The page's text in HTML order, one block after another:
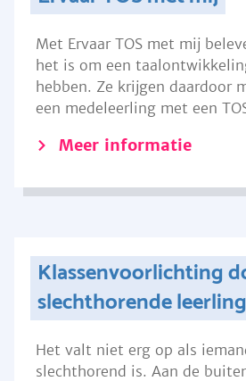
Met Ervaar TOS met mij
het is om een
hebben. Ze krijgen daardoor
een medeleerling met een
Meer informatie
Klassenvoorlichting
slechthorende
Het valt niet erg op als
slechthorend is. Aan de